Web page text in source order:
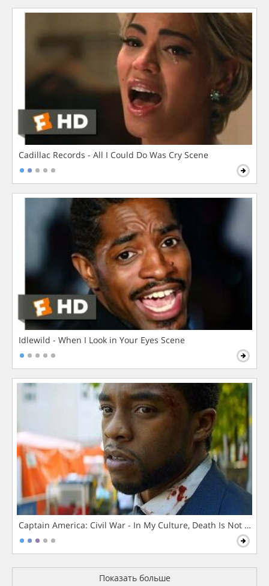
Cadillac Records - All I Could Do Was Cry Scene
Idlewild - When I Look in Your Eyes Scene
Captain America: Civil War - In My Culture, Death Is Not The
Показать больше